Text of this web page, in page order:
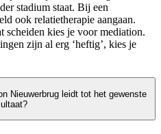
stadium staat. Bij een
ook relatietherapie aangaan.
scheiden kies je voor mediation.
zijn al erg ‘heftig’, kies je
Nieuwerbrug leidt tot het gewenste